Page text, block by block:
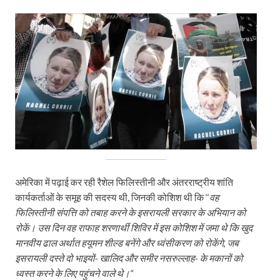
अमेरिका में पढ़ाई कर रही रैशेल फिलिस्तीनी और अंतरराष्ट्रीय शांति
कार्यकर्ताओं के समूह की सदस्य थी, जिनकी कोशिश थी कि ‘‘वह
फिलिस्तीनी संपत्ति को तबाह करने के इसरायली सरकार के अभियान को
रोकें। उस दिन वह राफाह शरणार्थी शिविर में इस कोशिश में जमा थे कि खुद
मानवीय ढाल अर्थात हयूमन शील्ड बनेंगे और ध्वंसीकरण को रोकेंगे, जब
इसरायली दस्ते दो भाइयों- खालिद और समीर नसरुल्लाह- के मकानों को
ध्वस्त करने के लिए पहुंचने वाले थे।“